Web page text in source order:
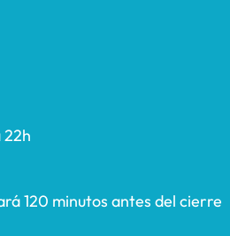
22h
120 minutos antes del cierre